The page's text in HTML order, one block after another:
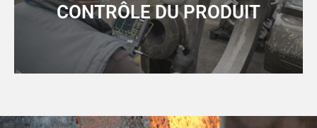
CONTRÔLE DU PRODUIT